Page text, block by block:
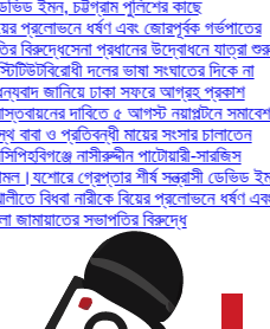
ইমন, চট্টগ্রাম পুলিশের কাছে
প্রলোভনে ধর্ষণ এবং জোরপূর্বক গর্ভপাতের
সেনা প্রধানের উদ্বোধনে যাত্রা শুরু
বিরোধী দলের ভাষা সংঘাতের দিকে না
জানিয়ে ঢাকা সফরে আগ্রহ প্রকাশ
দাবিতে ৫ আগস্ট নয়াপল্টনে সমাবেশ
ও প্রতিবন্ধী মায়ের সংসার চালাতেন
হবিগঞ্জে নাসীরুদ্দীন পাটোয়ারী-সারজিস
যশোরে গ্রেপ্তার শীর্ষ সন্ত্রাসী ডেভিড ইমন,
বিধবা নারীকে বিয়ের প্রলোভনে ধর্ষণ এবং
সভাপতির বিরুদ্ধে